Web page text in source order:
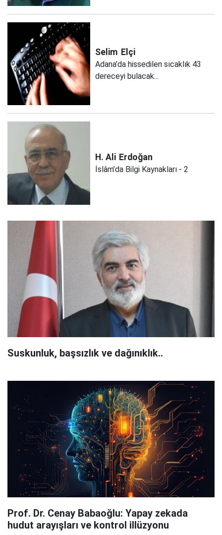
Selim Elçi
Adana’da hissedilen sıcaklık 43
dereceyi bulacak...
H. Ali Erdoğan
İslâm’da Bilgi Kaynakları - 2
Suskunluk, başsızlık ve dağınıklık..
Prof. Dr. Cenay Babaoğlu: Yapay zekada
hudut arayışları ve kontrol illüzyonu